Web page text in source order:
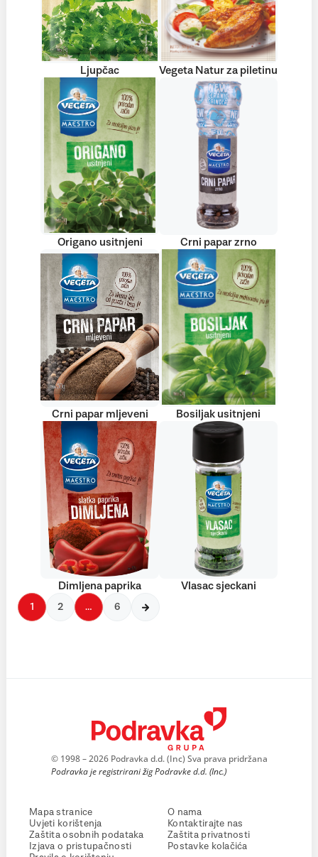
Ljupčac Vegeta Natur za piletinu
Origano usitnjeni Crni papar zrno
Crni papar mljeveni Bosiljak usitnjeni
Dimljena paprika Vlasac sjeckani
1 2 … 6
© 1998 – 2026 Podravka d.d. (Inc) Sva prava pridržana
Podravka je registrirani žig Podravke d.d. (Inc.)
Mapa stranice
Uvjeti korištenja
Zaštita osobnih podataka
Izjava o pristupačnosti
O nama
Kontaktirajte nas
Zaštita privatnosti
Postavke kolačića